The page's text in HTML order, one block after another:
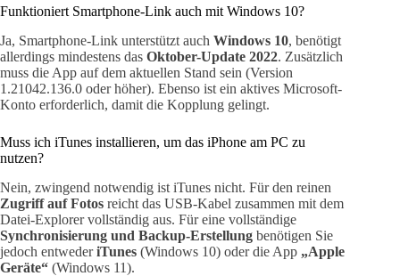
Funktioniert Smartphone-Link auch mit Windows 10?
Ja, Smartphone-Link unterstützt auch Windows 10, benötigt
allerdings mindestens das Oktober-Update 2022. Zusätzlich
muss die App auf dem aktuellen Stand sein (Version
1.21042.136.0 oder höher). Ebenso ist ein aktives Microsoft-
Konto erforderlich, damit die Kopplung gelingt.
Muss ich iTunes installieren, um das iPhone am PC zu
nutzen?
Nein, zwingend notwendig ist iTunes nicht. Für den reinen
Zugriff auf Fotos reicht das USB-Kabel zusammen mit dem
Datei-Explorer vollständig aus. Für eine vollständige
Synchronisierung und Backup-Erstellung benötigen Sie
jedoch entwederiTunes (Windows 10) oder die App „Apple
Geräte“ (Windows 11).